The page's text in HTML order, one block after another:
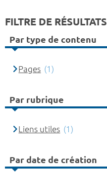
FILTRE DE RÉSULTATS
Par type de contenu
Pages (1)
Par rubrique
Liens utiles (1)
Par date de création